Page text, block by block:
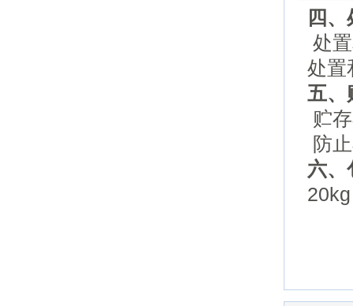
四
处
处置
五、
贮
防
六、